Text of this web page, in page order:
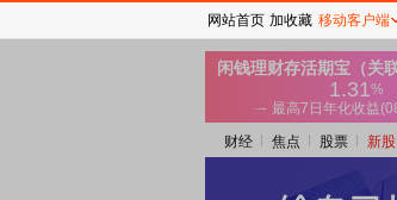
财经 焦点 股票 新股
网站首页 加收藏 移动客户端